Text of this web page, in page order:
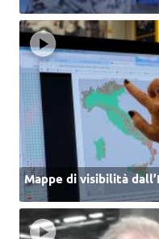
Mappe di visibilità